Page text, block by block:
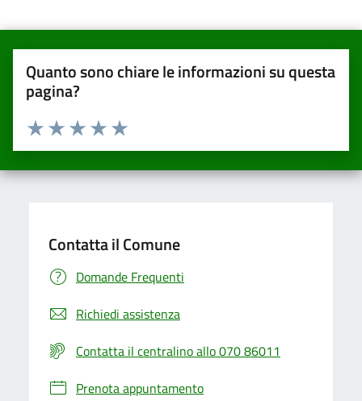
Quanto sono chiare le informazioni su questa
pagina?
Valuta da 1 a 5 stelle la pagina
Valuta 5 stelle su 5
Valuta 4 stelle su 5
Valuta 3 stelle su 5
Valuta 2 stelle su 5
Valuta una stella su 5
Contatta il Comune
Domande Frequenti
Richiedi assistenza
Contatta il centralino allo 070 86011
Prenota appuntamento